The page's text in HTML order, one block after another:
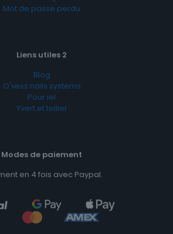
Mot de passe perdu
Liens utiles 2
Blog
O'xess nails systems
Pour iel
Yvert et tellier
Modes de paiement
en 4 fois avec Paypal.